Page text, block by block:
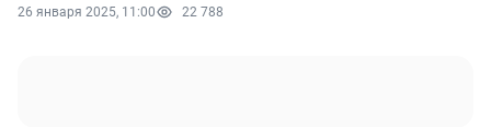
26 января 2025, 11:00 22 788